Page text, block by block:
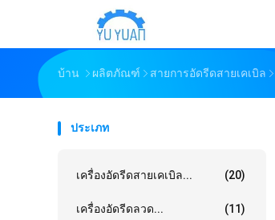
บ้าน ผลิตภัณฑ์ สายการอัดรีดสายเคเบิล
ประเภท
เครื่องอัดรีดสายเคเบิล... (20)
เครื่องอัดรีดลวด... (11)